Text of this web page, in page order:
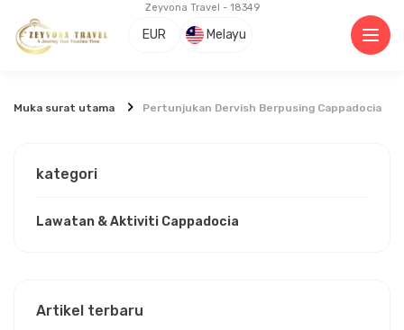
Zeyvona Travel - 18349
EUR Melayu
Muka surat utama Pertunjukan Dervish Berpusing Cappadocia
kategori
Lawatan & Aktiviti Cappadocia
Artikel terbaru